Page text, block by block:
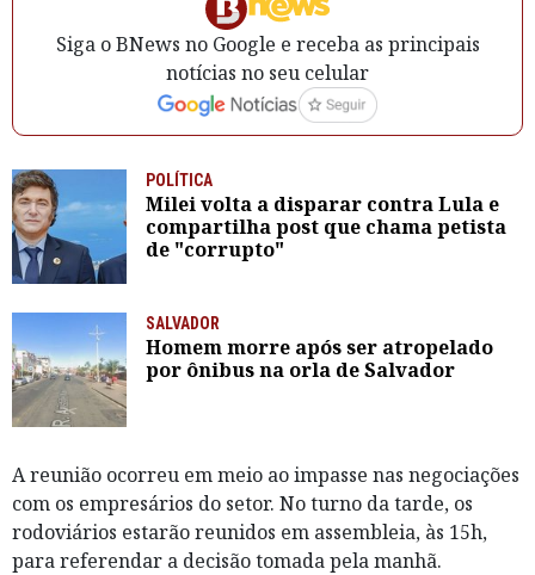
Siga o BNews no Google e receba as principais
notícias no seu celular
POLÍTICA
Milei volta a disparar contra Lula e
compartilha post que chama petista
de "corrupto"
SALVADOR
Homem morre após ser atropelado
por ônibus na orla de Salvador
A reunião ocorreu em meio ao impasse nas negociações
com os empresários do setor. No turno da tarde, os
rodoviários estarão reunidos em assembleia, às 15h,
para referendar a decisão tomada pela manhã.